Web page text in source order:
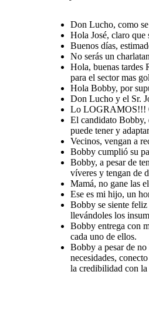
personas para entender sus necesidades, conecto emocionalmente con
Create your own at Storyboard That
Bobby entrega con mucha alegría los productos recaudados a las
personas y comparte un momento muy agradable y es empáticocon cada
uno para entender las necesidades que tiene cada uno de ellos.
Vecinos, vengan a
hay para cada uno y Bobby cumplió su
palabra, Bobby es
diferente!!
Bobby, a pesar de tener pocos recursos, trata de pedir apoyo a su jefe
campaña para ver la forma de ayudar a las personas mas afectadas de
SMP para hacerles llegar un poco de víveres y tengan de donde poder
alimentarse.
Hola, buenas tardes Rafael.
mi distrito, se que eres una persona muy
influyente y necesito que me consigas
algunos donativos de alimento para el
sector mas golpeado de mi distrito.
Hola Bobby, por supuesto,
hallaremos lo necesario
para apoyarte con los
donativos para tu sector.
Ese es mi hijo, un hombre
de gran corazón y sobre
todo empático con quien lo
Estoy orgullosa de ti hijo.
Don Lucho, como
Hola José, claro
Buenos días,
No serás un
Hola, buenas tardes
para el sector mas
Hola Bobby, por
Don Lucho y el Sr.
Lo LOGRAMOS!!!
El candidato Bobby,
puede tener y
Vecinos, vengan a
Bobby cumplió su
Bobby, a pesar de
víveres y tengan de
Mamá, no gane las
Ese es mi hijo, un
Bobby se siente feliz
llevándoles los
Bobby entrega con
cada uno de ellos.
Bobby a pesar de
necesidades,
la credibilidad con